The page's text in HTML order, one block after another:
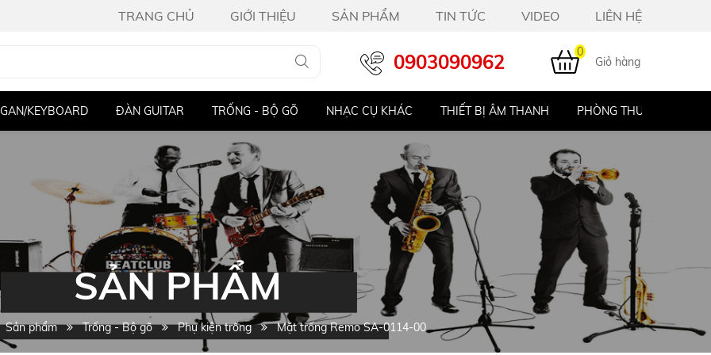
TRANG CHỦ GIỚI THIỆU SẢN PHẨM TIN TỨC VIDEO LIÊN HỆ
0903090962 0
Giỏ hàng
KEYBOARD ĐÀN GUITAR TRỐNG - BỘ GÕ NHẠC CỤ KHÁC THIẾT BỊ ÂM THANH PHÒNG THU STUDIO
SẢN PHẨM
Sản phẩm Trống - Bộ gõ Phụ kiện trống Mặt trống Remo SA-0114-00